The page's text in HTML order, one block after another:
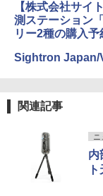
【株式会社サイ
測ステーション
リー2種の購入
Sightron Japan/
関連記事
ニ
内